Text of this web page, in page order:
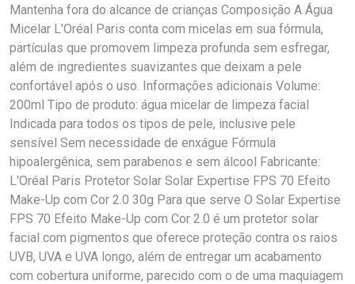
Mantenha fora do alcance de crianças Composição A Água
Micelar L'Oréal Paris conta com micelas em sua fórmula,
partículas que promovem limpeza profunda sem esfregar,
além de ingredientes suavizantes que deixam a pele
confortável após o uso. Informações adicionais Volume:
200ml Tipo de produto: água micelar de limpeza facial
Indicada para todos os tipos de pele, inclusive pele
sensível Sem necessidade de enxágue Fórmula
hipoalergênica, sem parabenos e sem álcool Fabricante:
L'Oréal Paris Protetor Solar Solar Expertise FPS 70 Efeito
Make-Up com Cor 2.0 30g Para que serve O Solar Expertise
FPS 70 Efeito Make-Up com Cor 2.0 é um protetor solar
facial com pigmentos que oferece proteção contra os raios
UVB, UVA e UVA longo, além de entregar um acabamento
com cobertura uniforme, parecido com o de uma maquiagem